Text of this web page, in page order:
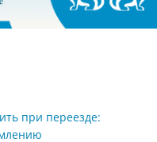
при переезде: